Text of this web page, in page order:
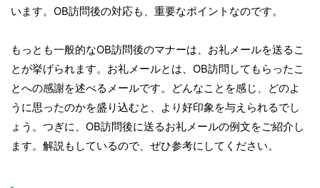
います。OB訪問後の対応も、重要なポイントなのです。
もっとも一般的なOB訪問後のマナーは、お礼メールを送るこ
とが挙げられます。お礼メールとは、OB訪問してもらったこ
とへの感謝を述べるメールです。どんなことを感じ、どのよ
うに思ったのかを盛り込むと、より好印象を与えられるでし
ょう。つぎに、OB訪問後に送るお礼メールの例文をご紹介し
ます。解説もしているので、ぜひ参考にしてください。